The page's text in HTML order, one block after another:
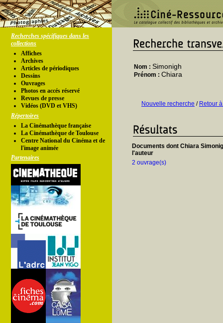
Recherches spécifiques dans les
collections
Affiches
Archives
Articles de périodiques
Dessins
Ouvrages
Photos en accés réservé
Revues de presse
Vidéos (DVD et VHS)
Répertoires
La Cinémathèque française
La Cinémathèque de Toulouse
Centre National du Cinéma et de
l'image animée
Partenaires
Nom : Simonigh
Prénom : Chiara
Nouvelle recherche / Retour
Documents dont Chiara
l'auteur
2 ouvrage(s)